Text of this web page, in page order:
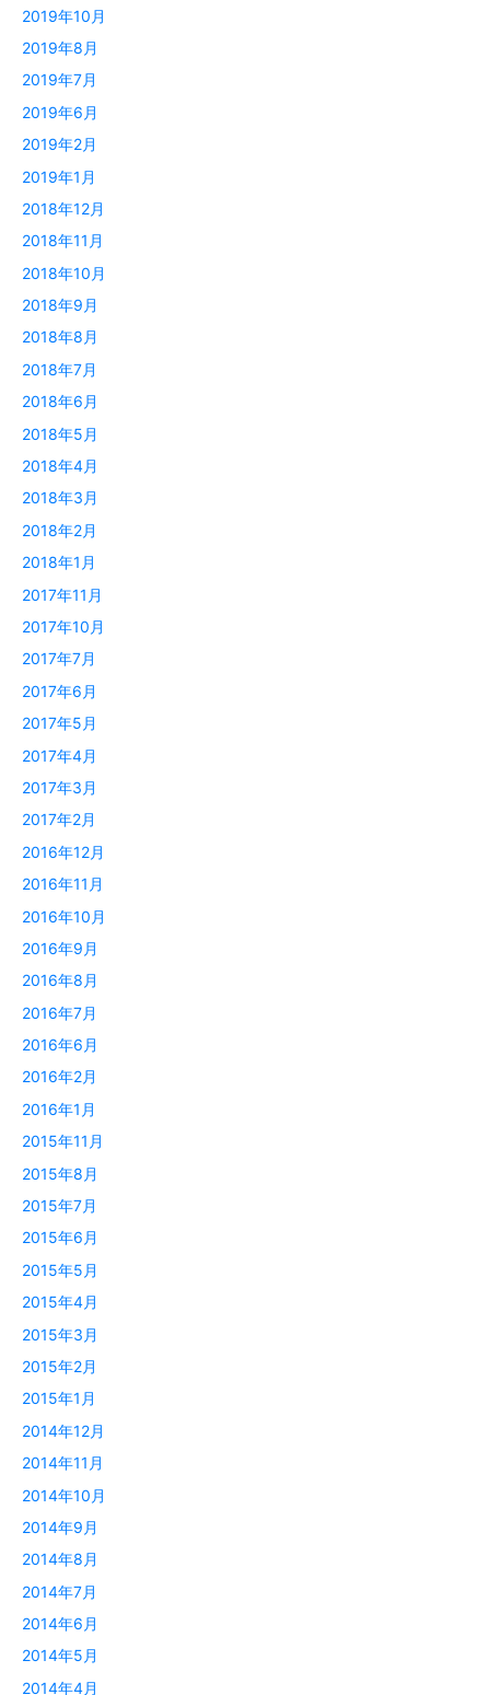
2019年10月
2019年8月
2019年7月
2019年6月
2019年2月
2019年1月
2018年12月
2018年11月
2018年10月
2018年9月
2018年8月
2018年7月
2018年6月
2018年5月
2018年4月
2018年3月
2018年2月
2018年1月
2017年11月
2017年10月
2017年7月
2017年6月
2017年5月
2017年4月
2017年3月
2017年2月
2016年12月
2016年11月
2016年10月
2016年9月
2016年8月
2016年7月
2016年6月
2016年2月
2016年1月
2015年11月
2015年8月
2015年7月
2015年6月
2015年5月
2015年4月
2015年3月
2015年2月
2015年1月
2014年12月
2014年11月
2014年10月
2014年9月
2014年8月
2014年7月
2014年6月
2014年5月
2014年4月